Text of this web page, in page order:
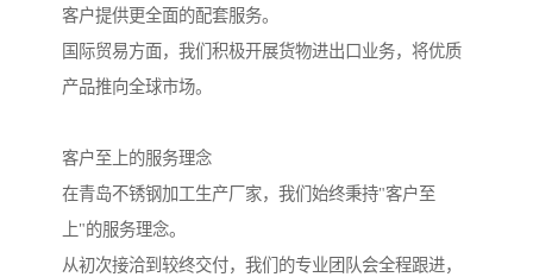
客户提供更全面的配套服务。
国际贸易方面，我们积极开展货物进出口业务，将优质
产品推向全球市场。
客户至上的服务理念
在青岛不锈钢加工生产厂家，我们始终秉持"客户至
上"的服务理念。
从初次接洽到较终交付，我们的专业团队会全程跟进，